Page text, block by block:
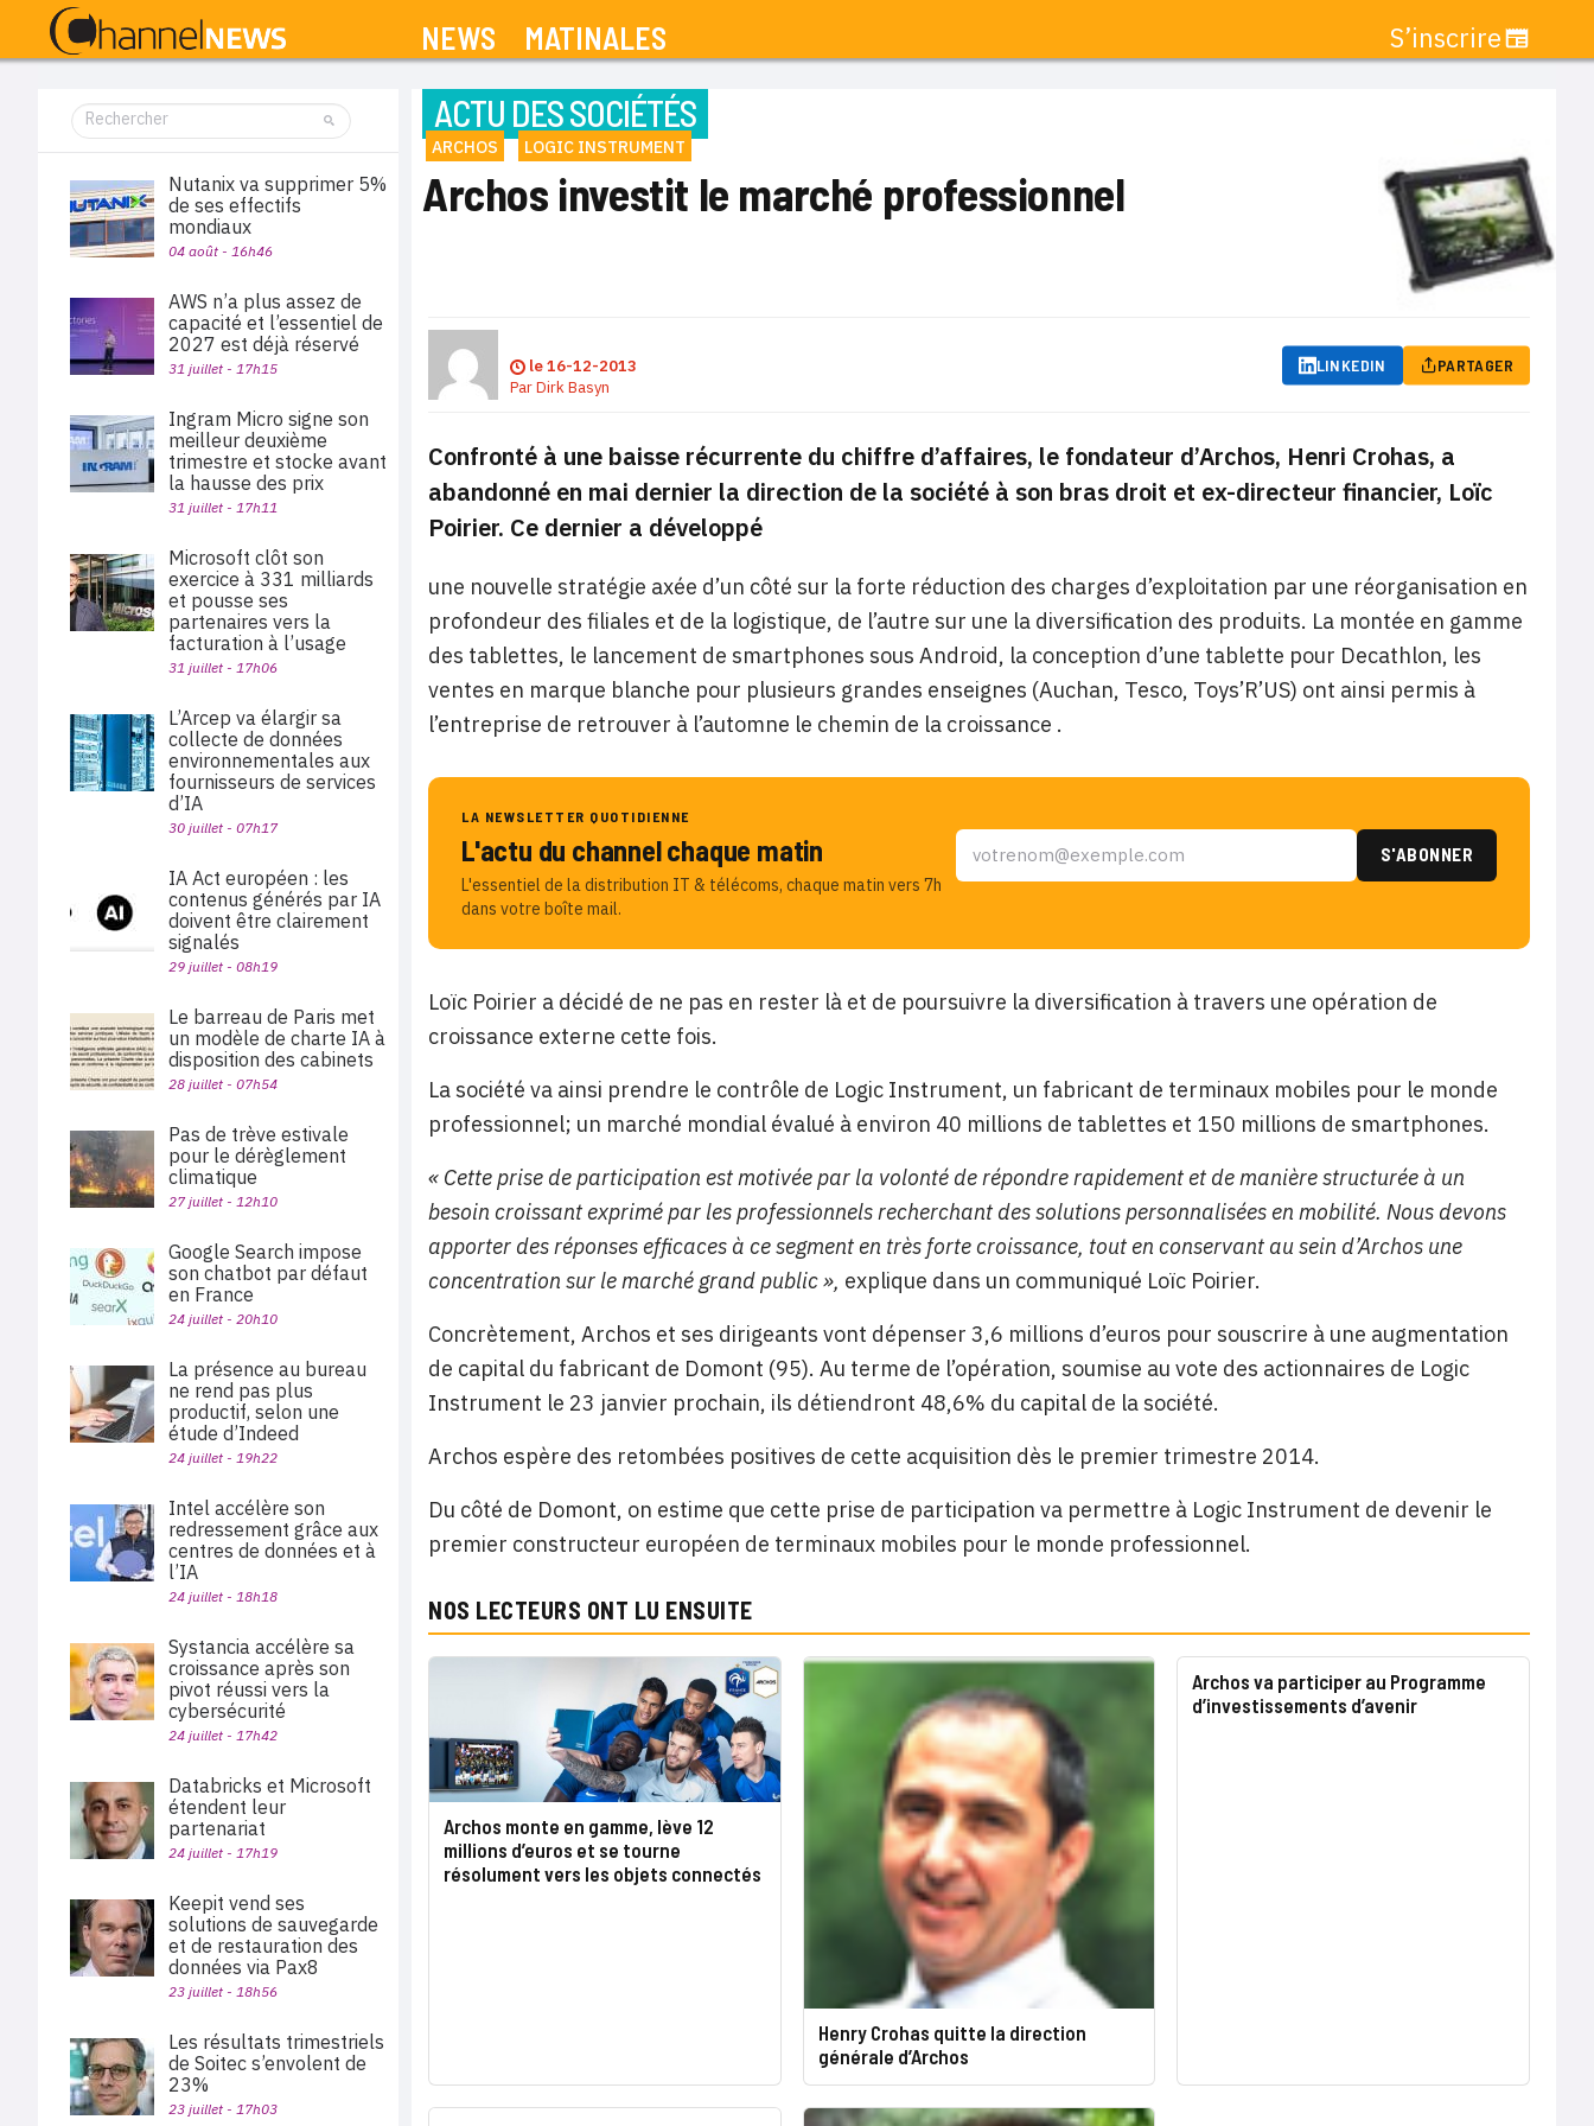
NEWS MATINALES S’inscrire
ACTU DES SOCIÉTÉS
ARCHOS LOGIC INSTRUMENT
Archos investit le marché professionnel
le16-12-2013
ParDirk Basyn
LINKEDIN PARTAGER
Confronté à une baisse récurrente du chiffre d’affaires, le fondateur d’Archos, Henri Crohas, a
abandonné en mai dernier la direction de la société à son bras droit et ex-directeur financier, Loïc
Poirier. Ce dernier a développé
une nouvelle stratégie axée d’un côté sur la forte réduction des charges d’exploitation par une réorganisation en
profondeur des filiales et de la logistique, de l’autre sur une la diversification des produits. La montée en gamme
des tablettes, le lancement de smartphones sous Android, la conception d’une tablette pour Decathlon, les
ventes en marque blanche pour plusieurs grandes enseignes (Auchan, Tesco, Toys’R’US) ont ainsi permis à
l’entreprise de retrouver à l’automne le chemin de la croissance .
LA NEWSLETTER QUOTIDIENNE
L'actu du channel chaque matin
L'essentiel de la distribution IT & télécoms, chaque matin vers 7h
dans votre boîte mail.
Loïc Poirier a décidé de ne pas en rester là et de poursuivre la diversification à travers une opération de
croissance externe cette fois.
La société va ainsi prendre le contrôle de Logic Instrument, un fabricant de terminaux mobiles pour le monde
professionnel; un marché mondial évalué à environ 40 millions de tablettes et 150 millions de smartphones.
« Cette prise de participation est motivée par la volonté de répondre rapidement et de manière structurée à un
besoin croissant exprimé par les professionnels recherchant des solutions personnalisées en mobilité. Nous devons
apporter des réponses efficaces à ce segment en très forte croissance, tout en conservant au sein d’Archos une
concentration sur le marché grand public », explique dans un communiqué Loïc Poirier.
Concrètement, Archos et ses dirigeants vont dépenser 3,6 millions d’euros pour souscrire à une augmentation
de capital du fabricant de Domont (95). Au terme de l’opération, soumise au vote des actionnaires de Logic
Instrument le 23 janvier prochain, ils détiendront 48,6% du capital de la société.
Archos espère des retombées positives de cette acquisition dès le premier trimestre 2014.
Du côté de Domont, on estime que cette prise de participation va permettre à Logic Instrument de devenir le
premier constructeur européen de terminaux mobiles pour le monde professionnel.
NOS LECTEURS ONT LU ENSUITE
Archos monte en gamme, lève 12
millions d’euros et se tourne
résolument vers les objets connectés
Henry Crohas quitte la direction
générale d’Archos
Archos va participer au Programme
d’investissements d’avenir
Nutanix va supprimer 5%
de ses effectifs
mondiaux
04 août - 16h46
AWS n’a plus assez de
capacité et l’essentiel de
2027 est déjà réservé
31 juillet - 17h15
Ingram Micro signe son
meilleur deuxième
trimestre et stocke avant
la hausse des prix
31 juillet - 17h11
Microsoft clôt son
exercice à 331 milliards
et pousse ses
partenaires vers la
facturation à l’usage
31 juillet - 17h06
L’Arcep va élargir sa
collecte de données
environnementales aux
fournisseurs de services
d’IA
30 juillet - 07h17
IA Act européen : les
contenus générés par IA
doivent être clairement
signalés
29 juillet - 08h19
Le barreau de Paris met
un modèle de charte IA à
disposition des cabinets
28 juillet - 07h54
Pas de trève estivale
pour le dérèglement
climatique
27 juillet - 12h10
Google Search impose
son chatbot par défaut
en France
24 juillet - 20h10
La présence au bureau
ne rend pas plus
productif, selon une
étude d’Indeed
24 juillet - 19h22
Intel accélère son
redressement grâce aux
centres de données et à
l’IA
24 juillet - 18h18
Systancia accélère sa
croissance après son
pivot réussi vers la
cybersécurité
24 juillet - 17h42
Databricks et Microsoft
étendent leur
partenariat
24 juillet - 17h19
Keepit vend ses
solutions de sauvegarde
et de restauration des
données via Pax8
23 juillet - 18h56
Les résultats trimestriels
de Soitec s’envolent de
23%
23 juillet - 17h03